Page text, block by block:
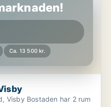
Ca. 13 500 kr.
Lägenhet att hyra i Gotland, Visby Bostaden har 2 rum